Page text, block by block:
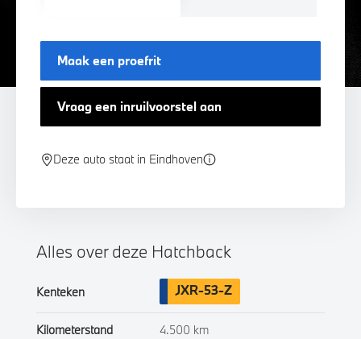
Maak een proefrit
Vraag een inruilvoorstel aan
Deze auto staat in Eindhoven
Alles over deze Hatchback
Kenteken JXR-53-Z
Kilometerstand 4.500 km